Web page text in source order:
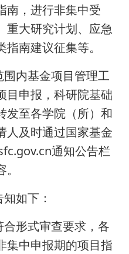
南，进行非集中受
重大研究计划、应急
南建议征集等。
内基金项目管理工
目申报，科研院基础
发至各学院（所）和
人及时通过国家基金
通知公告栏
如下：
形式审查要求，各
集中申报期的项目指